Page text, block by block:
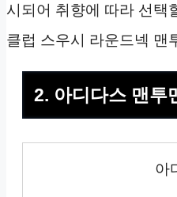
시되어 취향에 따라 선택
클럽 스우시 라운드넥 맨
2. 아디다스 맨투
아